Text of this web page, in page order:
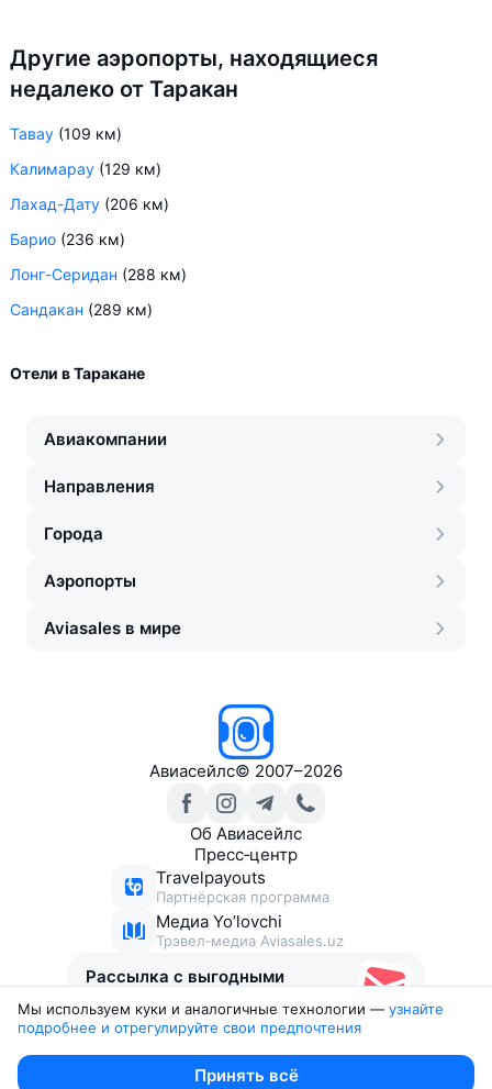
Другие аэропорты, находящиеся
недалеко от Таракан
Тавау (109 км)
Калимарау (129 км)
Лахад-Дату (206 км)
Барио (236 км)
Лонг-Серидан (288 км)
Сандакан (289 км)
Отели в Таракане
Авиакомпании
Направления
Города
Аэропорты
Aviasales в мире
Авиасейлс© 2007–2026
Об Авиасейлс
Пресс‑центр
Travelpayouts
Партнёрская программа
Медиа Yo’lovchi
Трэвел‑медиа Aviasales.uz
Рассылка с выгодными
Юридические документы
Мы используем куки и аналогичные технологии — узнайте
подробнее и отрегулируйте свои предпочтения
Принять всё